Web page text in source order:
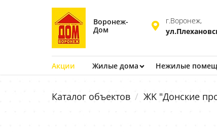
Воронеж-
Дом
г.Воронеж,
Акции Жилые дома Нежилые
Каталог объектов ЖK "Донские